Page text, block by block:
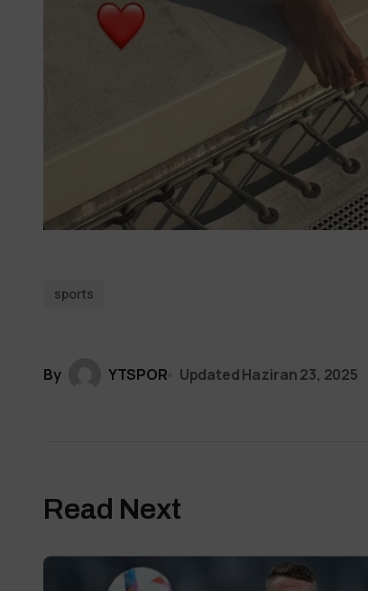
sports
By YTSPOR UpdatedHaziran 23, 2025
Read Next